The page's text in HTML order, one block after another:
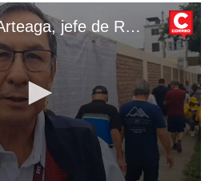
José Terrones Arteaga, jefe de Reniec en La Libertad